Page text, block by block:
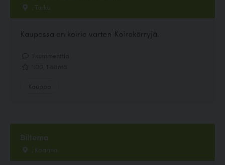
, Turku
Kaupassa on koiria varten Koirakärryjä.
Biltema
, Kaarina